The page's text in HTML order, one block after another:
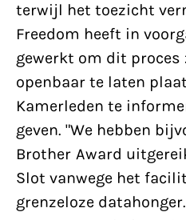
terwijl het toezicht
Freedom heeft in
gewerkt om dit proces
openbaar te laten
Kamerleden te
geven. "We hebben
Brother Award
Slot vanwege het
grenzeloze